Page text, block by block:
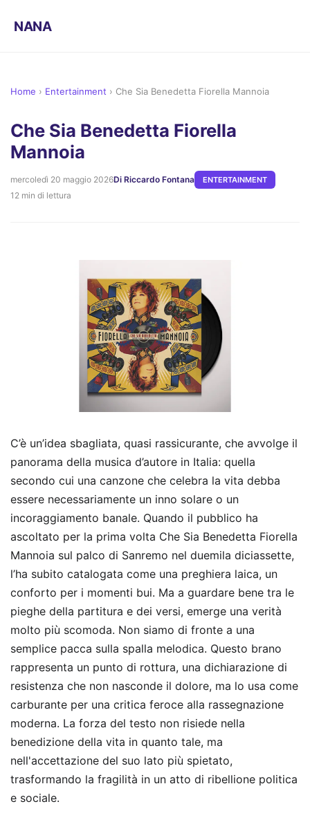
NANA
Home › Entertainment › Che Sia Benedetta Fiorella Mannoia
Che Sia Benedetta Fiorella
Mannoia
mercoledì 20 maggio 2026Di Riccardo Fontana ENTERTAINMENT
12 min di lettura
C’è un’idea sbagliata, quasi rassicurante, che avvolge il
panorama della musica d’autore in Italia: quella
secondo cui una canzone che celebra la vita debba
essere necessariamente un inno solare o un
incoraggiamento banale. Quando il pubblico ha
ascoltato per la prima volta Che Sia Benedetta Fiorella
Mannoia sul palco di Sanremo nel duemila diciassette,
l’ha subito catalogata come una preghiera laica, un
conforto per i momenti bui. Ma a guardare bene tra le
pieghe della partitura e dei versi, emerge una verità
molto più scomoda. Non siamo di fronte a una
semplice pacca sulla spalla melodica. Questo brano
rappresenta un punto di rottura, una dichiarazione di
resistenza che non nasconde il dolore, ma lo usa come
carburante per una critica feroce alla rassegnazione
moderna. La forza del testo non risiede nella
benedizione della vita in quanto tale, ma
nell'accettazione del suo lato più spietato,
trasformando la fragilità in un atto di ribellione politica
e sociale.